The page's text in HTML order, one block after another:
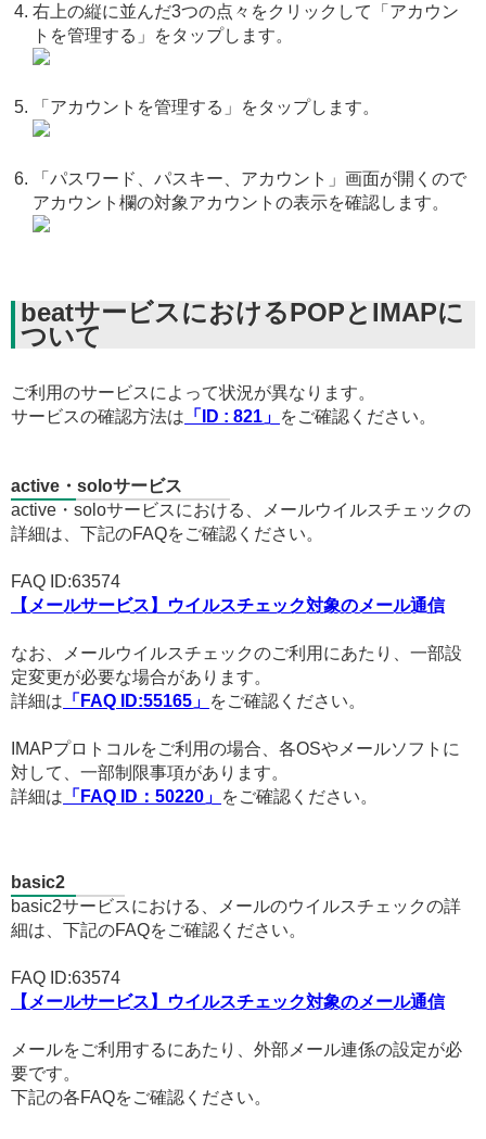
右上の縦に並んだ3つの点々をクリックして「アカウン
トを管理する」をタップします。
「アカウントを管理する」をタップします。
「パスワード、パスキー、アカウント」画面が開くので
アカウント欄の対象アカウントの表示を確認します。
beatサービスにおけるPOPとIMAPに
ついて
ご利用のサービスによって状況が異なります。
サービスの確認方法は 「ID : 821」 をご確認ください。
active・soloサービス
active・soloサービスにおける、メールウイルスチェックの
詳細は、下記のFAQをご確認ください。
FAQ ID:63574
【メールサービス】ウイルスチェック対象のメール通信
なお、メールウイルスチェックのご利用にあたり、一部設
定変更が必要な場合があります。
詳細は 「FAQ ID:55165」 をご確認ください。
IMAPプロトコルをご利用の場合、各OSやメールソフトに
対して、一部制限事項があります。
詳細は 「FAQ ID：50220」 をご確認ください。
basic2
basic2サービスにおける、メールのウイルスチェックの詳
細は、下記のFAQをご確認ください。
FAQ ID:63574
【メールサービス】ウイルスチェック対象のメール通信
メールをご利用するにあたり、外部メール連係の設定が必
要です。
下記の各FAQをご確認ください。